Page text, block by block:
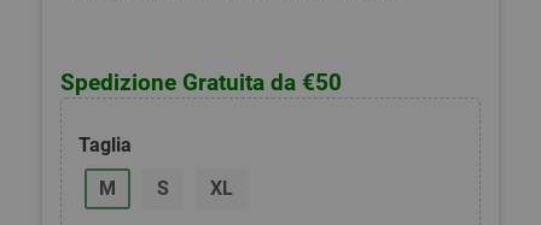
Spedizione Gratuita da €50
Taglia
M
S XL